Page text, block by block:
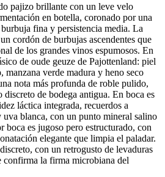
pajizo brillante con un leve velo
en botella, coronado por una
fina y persistencia media. La
cordón de burbujas ascendentes que
de los grandes vinos espumosos. En
de oude geuze de Pajottenland: piel
verde madura y heno seco
nota más profunda de roble pulido,
de bodega antigua. En boca es
láctica integrada, recuerdos a
uva blanca, con un punto mineral salino
boca es jugoso pero estructurado, con
elegante que limpia el paladar.
con un retrogusto de levaduras
confirma la firma microbiana del